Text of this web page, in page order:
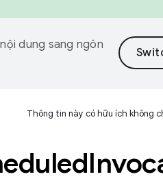
dung sang ngôn
Thông tin này có hữu ích không